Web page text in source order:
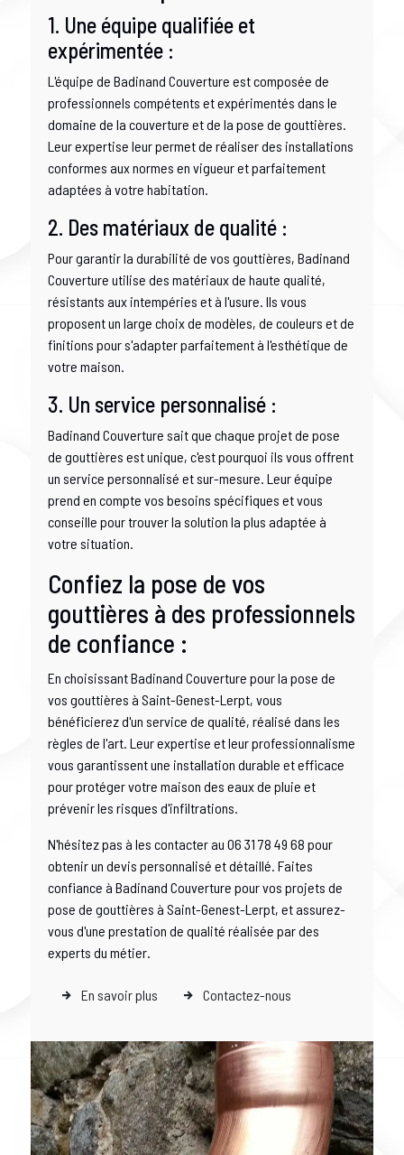
1. Une équipe qualifiée et
expérimentée :
L'équipe de Badinand Couverture est composée de
professionnels compétents et expérimentés dans le
domaine de la couverture et de la pose de gouttières.
Leur expertise leur permet de réaliser des installations
conformes aux normes en vigueur et parfaitement
adaptées à votre habitation.
2. Des matériaux de qualité :
Pour garantir la durabilité de vos gouttières, Badinand
Couverture utilise des matériaux de haute qualité,
résistants aux intempéries et à l'usure. Ils vous
proposent un large choix de modèles, de couleurs et de
finitions pour s'adapter parfaitement à l'esthétique de
votre maison.
3. Un service personnalisé :
Badinand Couverture sait que chaque projet de pose
de gouttières est unique, c'est pourquoi ils vous offrent
un service personnalisé et sur-mesure. Leur équipe
prend en compte vos besoins spécifiques et vous
conseille pour trouver la solution la plus adaptée à
votre situation.
Confiez la pose de vos
gouttières à des professionnels
de confiance :
En choisissant Badinand Couverture pour la pose de
vos gouttières à Saint-Genest-Lerpt, vous
bénéficierez d'un service de qualité, réalisé dans les
règles de l'art. Leur expertise et leur professionnalisme
vous garantissent une installation durable et efficace
pour protéger votre maison des eaux de pluie et
prévenir les risques d'infiltrations.
N'hésitez pas à les contacter au 06 31 78 49 68 pour
obtenir un devis personnalisé et détaillé. Faites
confiance à Badinand Couverture pour vos projets de
pose de gouttières à Saint-Genest-Lerpt, et assurez-
vous d'une prestation de qualité réalisée par des
experts du métier.
En savoir plus Contactez-nous